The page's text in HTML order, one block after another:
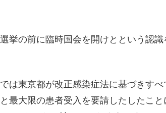
挙の前に臨時国会を開けとという認
は東京都が改正感染症法に基づきすべ
最大限の患者受入を要請したしたこ